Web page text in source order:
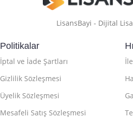
LisansBayi - Dijital
Politikalar
İptal ve İade Şartları
Gizlilik Sözleşmesi
Üyelik Sözleşmesi
Mesafeli Satış Sözleşmesi